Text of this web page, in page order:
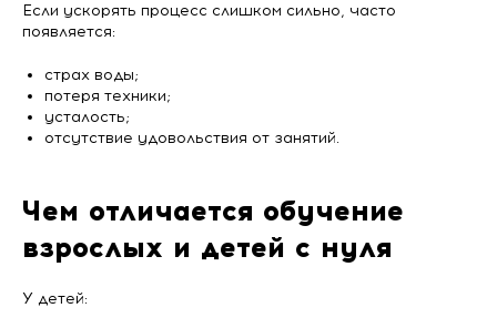
Если ускорять процесс слишком сильно, часто
появляется:
страх воды;
потеря техники;
усталость;
отсутствие удовольствия от занятий.
Чем отличается обучение
взрослых и детей с нуля
У детей: